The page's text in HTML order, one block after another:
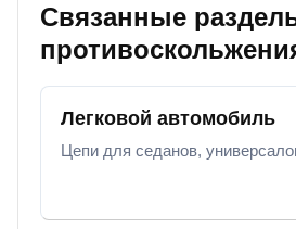
Связанные
Легковой автомобиль
Цепи для седанов,